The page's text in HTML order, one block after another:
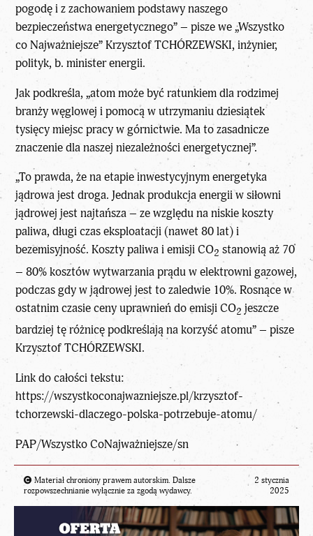
pogodę i z zachowaniem podstawy naszego
bezpieczeństwa energetycznego” – pisze we „Wszystko
co Najważniejsze” Krzysztof TCHÓRZEWSKI, inżynier,
polityk, b. minister energii.
Jak podkreśla, „atom może być ratunkiem dla rodzimej
branży węglowej i pomocą w utrzymaniu dziesiątek
tysięcy miejsc pracy w górnictwie. Ma to zasadnicze
znaczenie dla naszej niezależności energetycznej”.
„To prawda, że na etapie inwestycyjnym energetyka
jądrowa jest droga. Jednak produkcja energii w siłowni
jądrowej jest najtańsza – ze względu na niskie koszty
paliwa, długi czas eksploatacji (nawet 80 lat) i
bezemisyjność. Koszty paliwa i emisji CO2 stanowią aż 70
– 80% kosztów wytwarzania prądu w elektrowni gazowej,
podczas gdy w jądrowej jest to zaledwie 10%. Rosnące w
ostatnim czasie ceny uprawnień do emisji CO2 jeszcze
bardziej tę różnicę podkreślają na korzyść atomu” – pisze
Krzysztof TCHÓRZEWSKI.
Link do całości tekstu:
https://wszystkoconajwazniejsze.pl/krzysztof-
tchorzewski-dlaczego-polska-potrzebuje-atomu/
PAP/Wszystko CoNajważniejsze/sn
Materiał chroniony prawem autorskim. Dalsze
rozpowszechnianie wyłącznie za zgodą wydawcy.
2 stycznia
2025